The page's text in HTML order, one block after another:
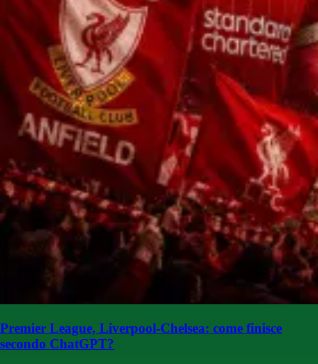
Premier League, Liverpool-Chelsea: come finisce
secondo ChatGPT?